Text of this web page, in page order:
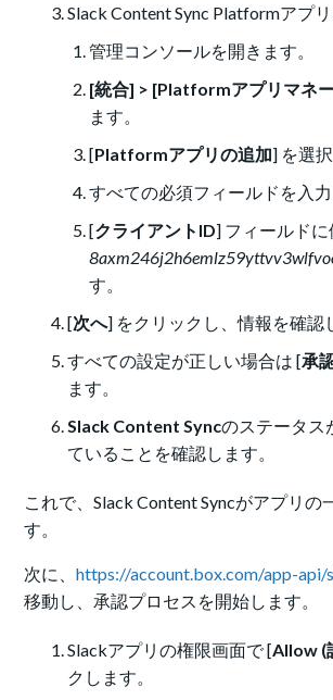
Slack Content Sync Platformアプ
管理コンソールを開きます。
[統合] > [Platformアプリマネ
ます。
[Platformアプリの追加] を選
すべての必須フィールドを入力
[クライアントID] フィールドに
す。
[次へ] をクリックし、情報を確認
すべての設定が正しい場合は [承
ます。
Slack Content Syncのステータス
ていることを確認します。
これで、Slack Content Syncがアプリの
す。
次に、https://account.box.com/app-
移動し、承認プロセスを開始します。
Slackアプリの権限画面で [Allow (
クします。